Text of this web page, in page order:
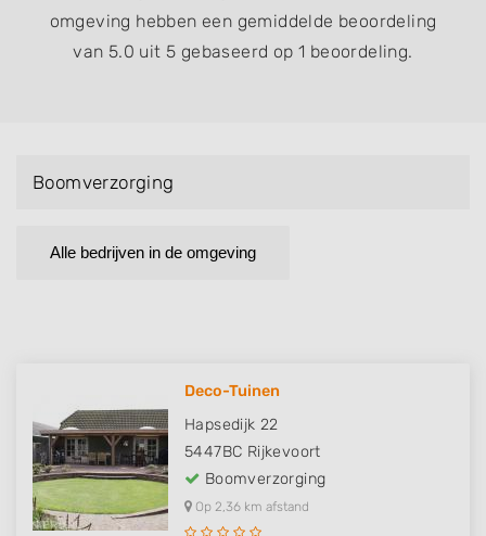
omgeving hebben een gemiddelde beoordeling
van 5.0 uit 5 gebaseerd op 1 beoordeling.
Boomverzorging
Alle bedrijven in de omgeving
Deco-Tuinen
Hapsedijk 22
5447BC Rijkevoort
Boomverzorging
Op 2,36 km afstand